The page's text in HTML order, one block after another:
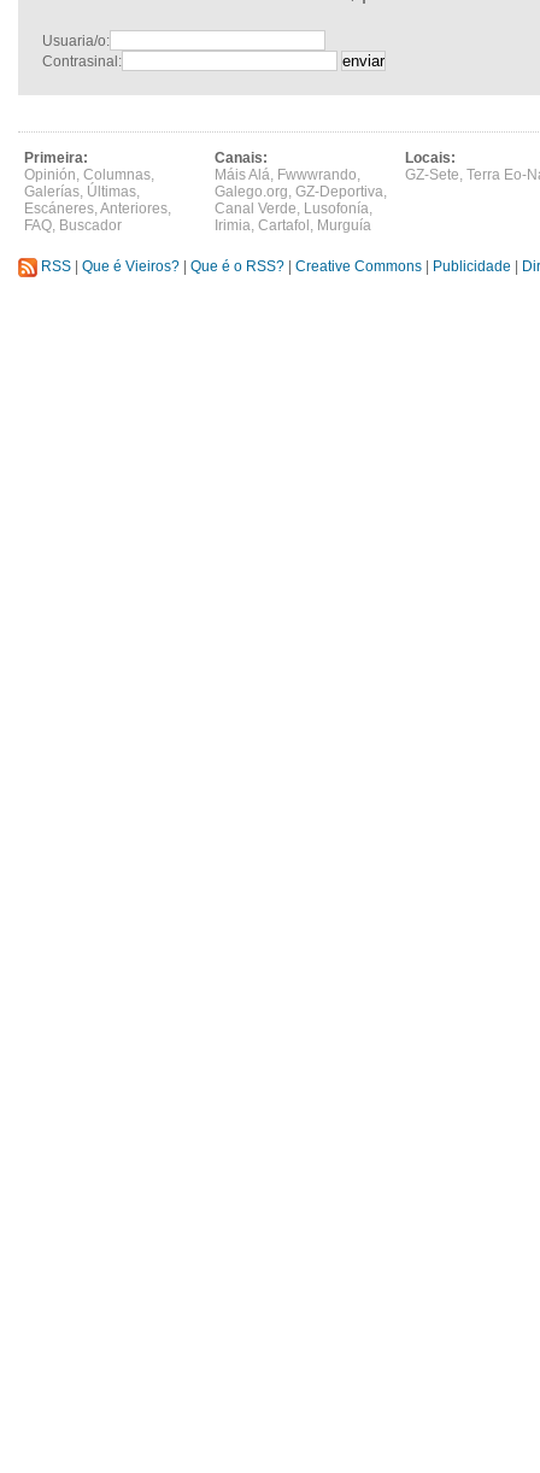
Usuaria/o:
Contrasinal:
Primeira:
Opinión, Columnas,
Galerías, Últimas,
Escáneres,Anteriores,
FAQ, Buscador
Canais:
Máis Alá, Fwwwrando,
Galego.org, GZ-Deportiva,
Canal Verde, Lusofonía,
Irimia, Cartafol , Murguía
Locais:
GZ-Sete, Terra Eo-
RSS Que é Vieiros? Que é o RSS? Creative Commons Publicidade